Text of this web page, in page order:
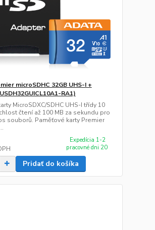
microSDHC 32GB UHS-I +
RA1)
MicroSDXC/SDHC UHS-I třídy 10
čtení až 100 MB za sekundu pro
souborů. Paměťové karty Premier
Expedícia 1-2
pracovné dni 20
Pridať do košíka